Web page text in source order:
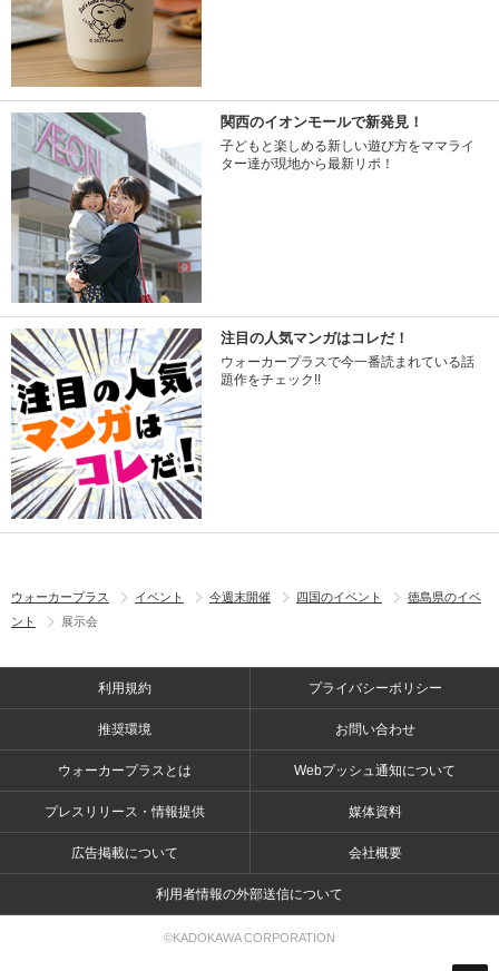
関西のイオンモールで新発見！
子どもと楽しめる新しい遊び方をママライ
ター達が現地から最新リポ！
注目の人気マンガはコレだ！
ウォーカープラスで今一番読まれている話
題作をチェック!!
ウォーカープラス イベント 今週末開催 四国のイベント
徳島県のイベ
ント
展示会
利用規約 プライバシーポリシー
推奨環境 お問い合わせ
ウォーカープラスとは Webプッシュ通知について
プレスリリース・情報提供 媒体資料
広告掲載について 会社概要
利用者情報の外部送信について
©KADOKAWA CORPORATION